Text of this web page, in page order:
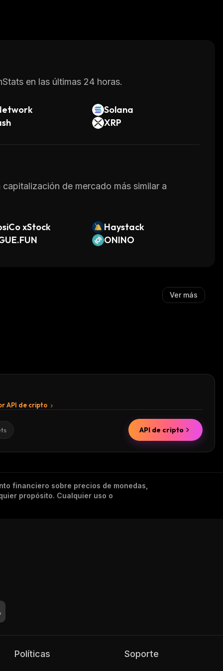
en las últimas 24 horas.
Solana
XRP
de mercado más similar a
xStock
Haystack
ONINO
Ver más
API de cripto
API de cripto
financiero sobre precios de monedas,
propósito. Cualquier uso o
Políticas Soporte